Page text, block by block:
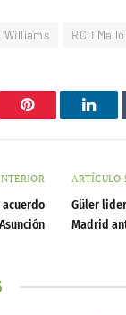
Williams RCD
Pinterest
acuerdo
ARTÍCULO
Güler
Madrid